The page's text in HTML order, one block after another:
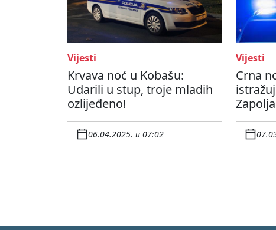
Vijesti
Krvava noć u Kobašu:
Udarili u stup, troje mladih
ozlijeđeno!
06.04.2025. u 07:02
Vijesti
Crna
Zapolja